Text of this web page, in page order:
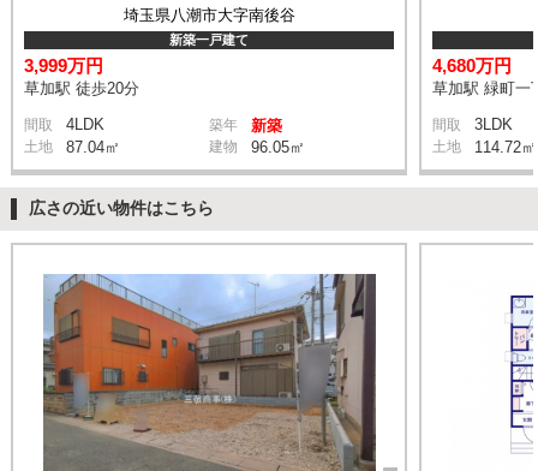
埼玉県八潮市大字南後谷
新築一戸建て
3,999万円
草加駅 徒歩20分
間取 4LDK 築年 新築
土地 87.04㎡ 建物 96.05㎡
4,680万円
草加駅 緑町一
間取 3LDK
土地 114.72㎡
広さの近い物件はこちら